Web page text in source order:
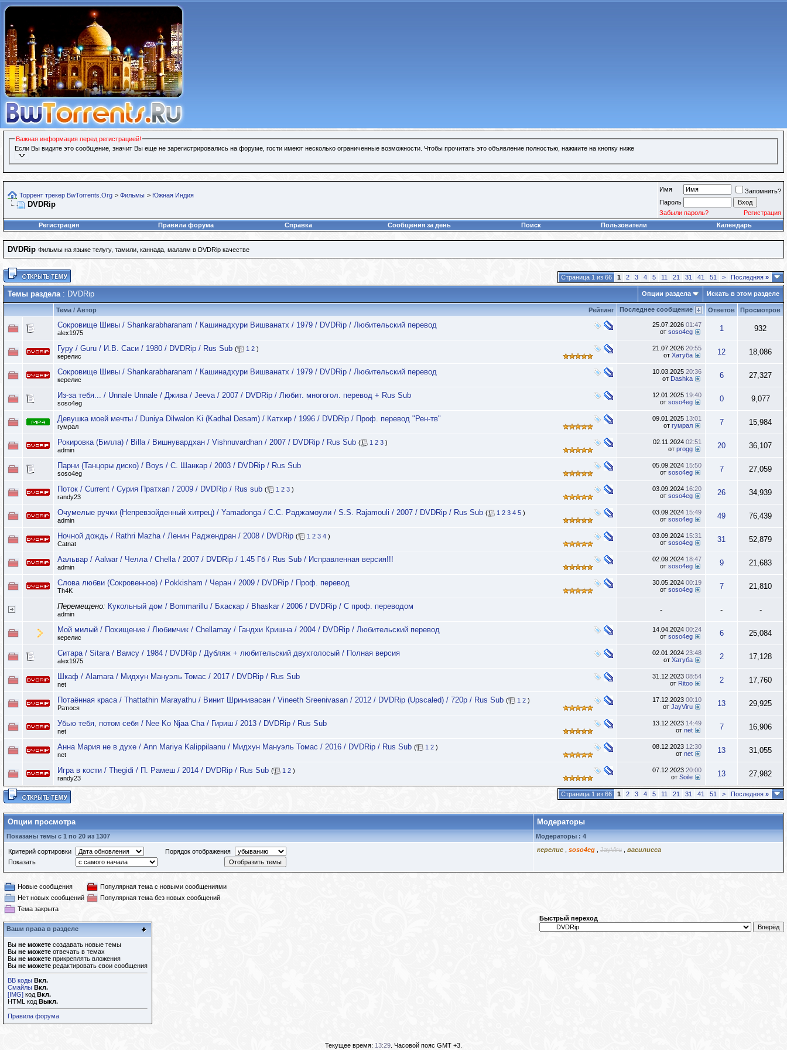
Важная информация перед регистрацией!
Если Вы видите это сообщение, значит Вы еще не зарегистрировались на форуме, гости имеют несколько ограниченные возможности. Чтобы прочитать это объявление полностью, нажмите на кнопку ниже
Торрент трекер BwTorrents.Org > Фильмы > Южная Индия
DVDRip
Имя
Запомнить?
Пароль
Забыли пароль?
Регистрация
Регистрация
Правила форума Справка Сообщения за день Поиск Пользователи Календарь
DVDRip Фильмы на языке телугу, тамили, каннада, малаям в DVDRip качестве
Страница 1 из 66 1 2 3 4 5 11 21 31 41 51 > Последняя »
Темы раздела: DVDRip Опции раздела Искать в этом разделе
Рейтинг
Тема / Автор Последнее сообщение Ответов Просмотров
Сокровище Шивы / Shankarabharanam / Кашинадхури Вишванатх / 1979 / DVDRip / Любительский перевод
alex1975
25.07.2026 01:47
от soso4eg 1 932
Гуру / Guru / И.В. Саси / 1980 / DVDRip / Rus Sub ( 1 2 )
керелис
21.07.2026 20:55
от Хатуба 12 18,086
Сокровище Шивы / Shankarabharanam / Кашинадхури Вишванатх / 1979 / DVDRip / Любительский перевод
керелис
10.03.2025 20:36
от Dashka 6 27,327
Из-за тебя... / Unnale Unnale / Джива / Jeeva / 2007 / DVDRip / Любит. многогол. перевод + Rus Sub
soso4eg
12.01.2025 19:40
от soso4eg 0 9,077
Девушка моей мечты / Duniya Dilwalon Ki (Kadhal Desam) / Катхир / 1996 / DVDRip / Проф. перевод "Рен-тв"
гумрал
09.01.2025 13:01
от гумрал 7 15,984
Рокировка (Билла) / Billa / Вишнувардхан / Vishnuvardhan / 2007 / DVDRip / Rus Sub ( 1 2 3 )
admin
02.11.2024 02:51
от progg 20 36,107
Парни (Танцоры диско) / Boys / С. Шанкар / 2003 / DVDRip / Rus Sub
soso4eg
05.09.2024 15:50
от soso4eg 7 27,059
Поток / Current / Сурия Пратхап / 2009 / DVDRip / Rus sub ( 1 2 3 )
randy23
03.09.2024 16:20
от soso4eg 26 34,939
Очумелые ручки (Непревзойденный хитрец) / Yamadonga / С.С. Раджамоули / S.S. Rajamouli / 2007 / DVDRip / Rus Sub ( 1 2 3 4 5 )
admin
03.09.2024 15:49
от soso4eg 49 76,439
Ночной дождь / Rathri Mazha / Ленин Раджендран / 2008 / DVDRip ( 1 2 3 4 )
Catnat
03.09.2024 15:31
от soso4eg 31 52,879
Аальвар / Aalwar / Челла / Chella / 2007 / DVDRip / 1.45 Гб / Rus Sub / Исправленная версия!!!
admin
02.09.2024 18:47
от soso4eg 9 21,683
Слова любви (Сокровенное) / Pokkisham / Черан / 2009 / DVDRip / Проф. перевод
Th4K
30.05.2024 00:19
от soso4eg 7 21,810
Перемещено: Кукольный дом / Bommarillu / Бхаскар / Bhaskar / 2006 / DVDRip / С проф. переводом
admin - - -
Мой милый / Похищение / Любимчик / Chellamay / Гандхи Кришна / 2004 / DVDRip / Любительский перевод
керелис
14.04.2024 00:24
от soso4eg 6 25,084
Ситара / Sitara / Вамсу / 1984 / DVDRip / Дубляж + любительский двухголосый / Полная версия
alex1975
02.01.2024 23:48
от Хатуба 2 17,128
Шкаф / Alamara / Мидхун Мануэль Томас / 2017 / DVDRip / Rus Sub
net
31.12.2023 08:54
от Ritoo 2 17,760
Потаённая краса / Thattathin Marayathu / Винит Шринивасан / Vineeth Sreenivasan / 2012 / DVDRip (Upscaled) / 720р / Rus Sub ( 1 2 )
Ратюся
17.12.2023 00:10
от JayViru 13 29,925
Убью тебя, потом себя / Nee Ko Njaa Cha / Гириш / 2013 / DVDRip / Rus Sub
net
13.12.2023 14:49
от net 7 16,906
Анна Мария не в духе / Ann Mariya Kalippilaanu / Мидхун Мануэль Томас / 2016 / DVDRip / Rus Sub ( 1 2 )
net
08.12.2023 12:30
от net 13 31,055
Игра в кости / Thegidi / П. Рамеш / 2014 / DVDRip / Rus Sub ( 1 2 )
randy23
07.12.2023 20:00
от Soile 13 27,982
Страница 1 из 66 1 2 3 4 5 11 21 31 41 51 > Последняя »
Опции просмотра Модераторы
Показаны темы с 1 по 20 из 1307 Модераторы : 4
Критерий сортировки
Порядок отображения
Показать
керелис soso4eg JayViru василисса
Новые сообщения
Популярная тема с новыми сообщениями
Нет новых сообщений
Популярная тема без новых сообщений
Тема закрыта
Ваши права в разделе
Вы не можете создавать новые темы
Вы не можете отвечать в темах
Вы не можете прикреплять вложения
Вы не можете редактировать свои сообщения
BB коды Вкл.
Смайлы Вкл.
[IMG] код Вкл.
HTML код Выкл.
Правила форума
Быстрый переход
Текущее время: 13:29 . Часовой пояс GMT +3.